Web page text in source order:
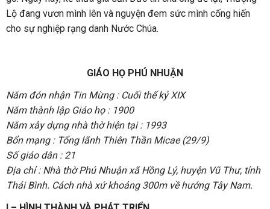
Lộ đang vươn mình lên và nguyện đem sức mình cống hiến
cho sự nghiệp rạng danh Nước Chúa.
GIÁO HỌ PHÚ NHUẬN
Năm đón nhận Tin Mừng : Cuối thế kỷ XIX
Năm thành lập Giáo họ : 1900
Năm xây dựng nhà thờ hiện tại : 1993
Bổn mạng : Tổng lãnh Thiên Thần Micae (29/9)
Số giáo dân : 21
Địa chỉ : Nhà thờ Phú Nhuận xã Hồng Lý, huyện Vũ Thư, tỉnh
Thái Bình. Cách nhà xứ khoảng 300m về hướng Tây Nam.